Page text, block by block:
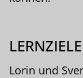
LERNZIELE
Lorin und